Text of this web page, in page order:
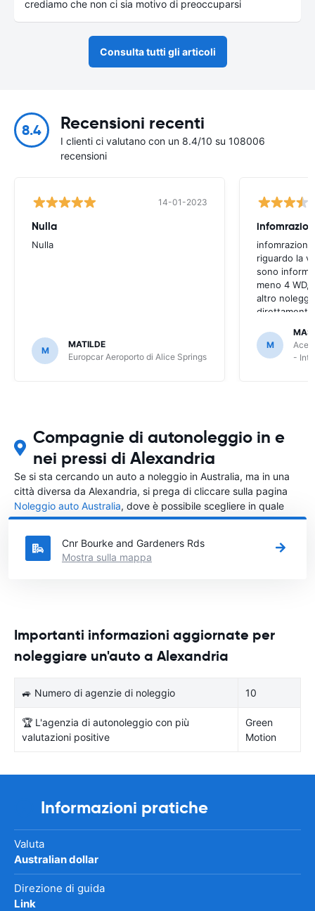
crediamo che non ci sia motivo di preoccuparsi
Consulta tutti gli articoli
8.4 Recensioni recenti
I clienti ci valutano con un 8.4/10 su 108006
recensioni
14-01-2023
Nulla
Nulla
M
MATILDE
Europcar Aeroporto di Alice Springs
infomrazioni
riguardo la
sono
meno 4 WD,
altro
direttamente
M
Ace
-
Compagnie di autonoleggio in e
nei pressi di Alexandria
Se si sta cercando un auto a noleggio in Australia, ma in una
città diversa da Alexandria, si prega di cliccare sulla pagina
Noleggio auto Australia, dove è possibile scegliere in quale
città in Australia si vuole noleggiare l'auto.
Cnr Bourke and Gardeners Rds
Mostra sulla mappa
Importanti informazioni aggiornate per
noleggiare un'auto a Alexandria
🚙 Numero di agenzie di noleggio 10
🏆 L'agenzia di autonoleggio con più
valutazioni positive
Green
Motion
Informazioni pratiche
Valuta
Australian dollar
Direzione di guida
Link